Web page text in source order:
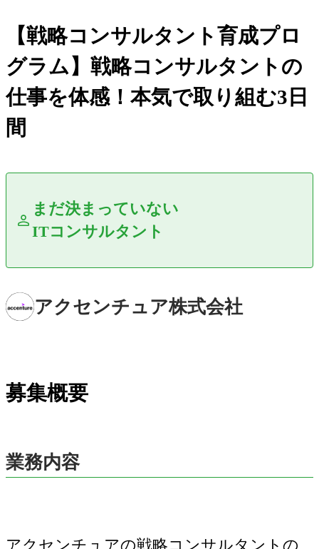
【戦略コンサルタント育成プロ
グラム】戦略コンサルタントの
仕事を体感！本気で取り組む3日
間
まだ決まっていない
ITコンサルタント
アクセンチュア株式会社
募集概要
業務内容
アクセンチュアの戦略コンサルタントの